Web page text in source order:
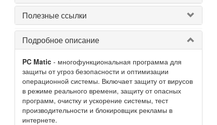
Полезные ссылки
Подробное описание
PC Matic - многофункциональная программа для
защиты от угроз безопасности и оптимизации
операционной системы. Включает защиту от вирусов
в режиме реального времени, защиту от опасных
программ, очистку и ускорение системы, тест
производительности и блокировщик рекламы в
интернете.